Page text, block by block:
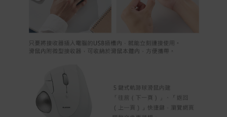
Apple Pay：須使用行動裝置
Samsung Wallet (原Samsung Pay)：須使用行動裝